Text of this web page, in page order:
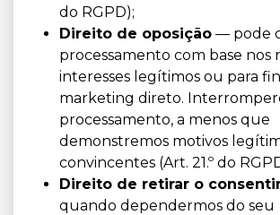
do RGPD);
Direito de oposição — pode
processamento com base nos
interesses legítimos ou para
marketing direto.
processamento, a menos que
demonstremos motivos
convincentes (Art. 21.º do
Direito de retirar o
quando dependermos do seu